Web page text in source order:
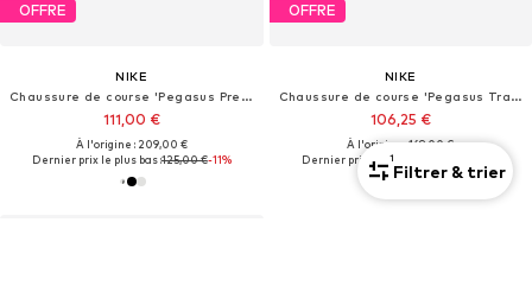
OFFRE
NIKE
Chaussure de course 'Pegasus Premium'
111,00 €
À l'origine : 209,00 €
Dernier prix le plus bas :125,00 €-11%
OFFRE
NIKE
Chaussure de course 'Pegasus Trail 5'
106,25 €
À l'origine : 169,00 €
Dernier prix le plus bas :
1
Filtrer & trier